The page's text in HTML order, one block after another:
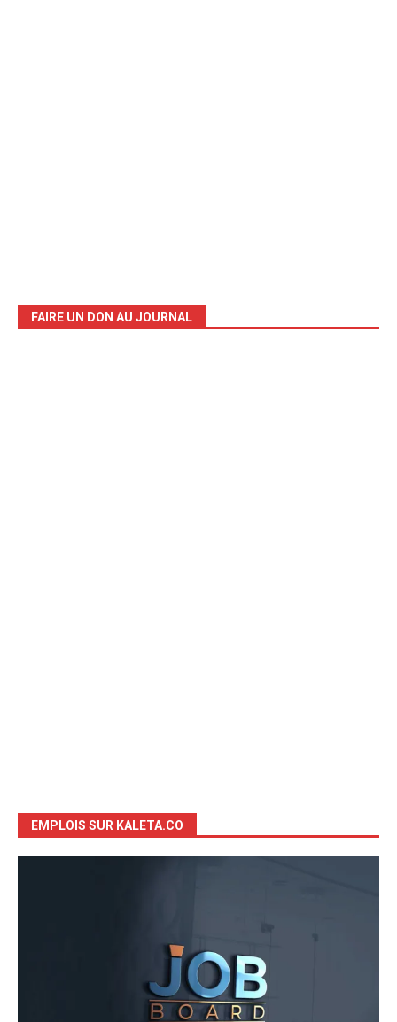
FAIRE UN DON AU JOURNAL
EMPLOIS SUR KALETA.CO